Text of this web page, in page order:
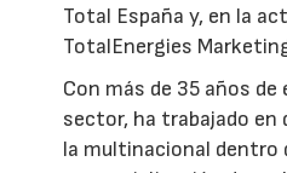
Total España y, en la
TotalEnergies
Con más de 35 años de
sector, ha trabajado en
la multinacional dentro